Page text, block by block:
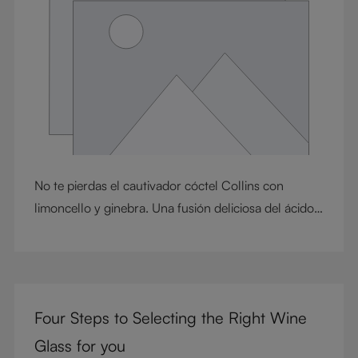
sencillos en experiencias cuidadosamente
No te pierdas el cautivador cóctel Collins con
limoncello y ginebra. Una fusión deliciosa del ácido
Prepárate para embarcarte en un viaje de sabor que
refleja toda la esencia del verano.
Four Steps to Selecting the Right Wine
Glass for you